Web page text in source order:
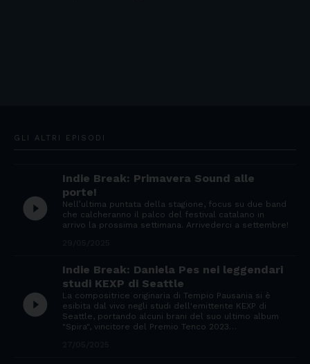
GLI ALTRI EPISODI
play_circle_filled
Indie Break: Primavera Sound alle
porte!
Nell’ultima puntata della stagione, focus su due band
che calcheranno il palco del festival catalano in
arrivo la prossima settimana. Arrivederci a settembre!
play_circle_filled
Indie Break: Daniela Pes nei leggendari
studi KEXP di Seattle
La compositrice originaria di Tempio Pausania si è
esibita dal vivo negli studi dell'emittente KEXP di
Seattle, portando alcuni brani del suo ultimo album
"Spira", vincitore del Premio Tenco 2023…